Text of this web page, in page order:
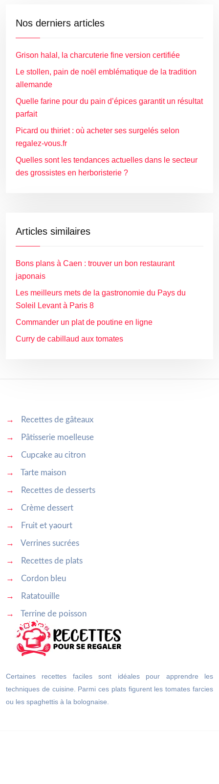
Nos derniers articles
Grison halal, la charcuterie fine version certifiée
Le stollen, pain de noël emblématique de la tradition
allemande
Quelle farine pour du pain d’épices garantit un résultat
parfait
Picard ou thiriet : où acheter ses surgelés selon
regalez-vous.fr
Quelles sont les tendances actuelles dans le secteur
des grossistes en herboristerie ?
Articles similaires
Bons plans à Caen : trouver un bon restaurant
japonais
Les meilleurs mets de la gastronomie du Pays du
Soleil Levant à Paris 8
Commander un plat de poutine en ligne
Curry de cabillaud aux tomates
→ Recettes de gâteaux
→ Pâtisserie moelleuse
→ Cupcake au citron
→ Tarte maison
→ Recettes de desserts
→ Crème dessert
→ Fruit et yaourt
→ Verrines sucrées
→ Recettes de plats
→ Cordon bleu
→ Ratatouille
→ Terrine de poisson
Certaines recettes faciles sont idéales pour apprendre les
techniques de cuisine. Parmi ces plats figurent les tomates farcies
ou les spaghettis à la bolognaise.